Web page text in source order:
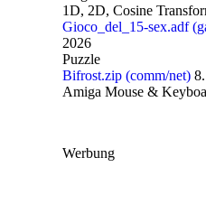
1D, 2D, Cosine
Gioco_del_15-sex.adf
2026
Puzzle
Bifrost.zip (comm/net)
Amiga Mouse &
Werbung